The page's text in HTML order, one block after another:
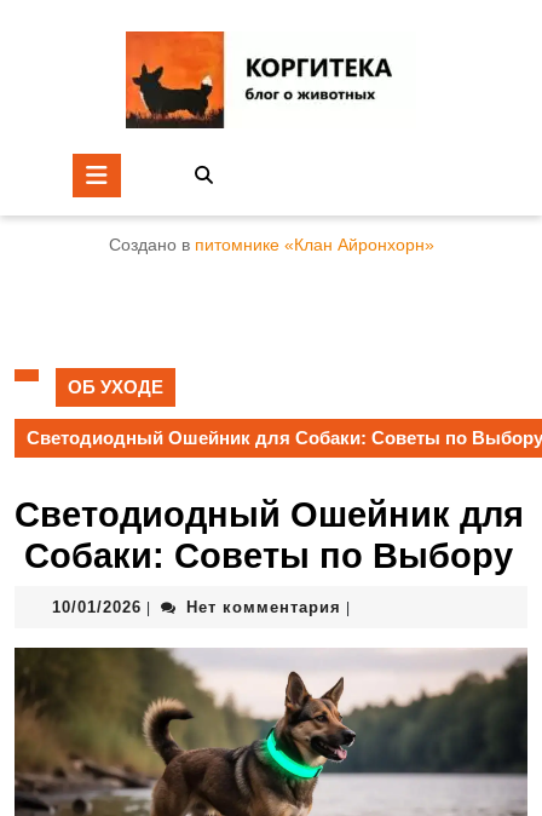
Создано в питомнике «Клан Айронхорн»
ОБ УХОДЕ
Светодиодный Ошейник для Собаки: Советы по Выбору
Светодиодный Ошейник для
Собаки: Советы по Выбору
10/01/2026 Нет комментария